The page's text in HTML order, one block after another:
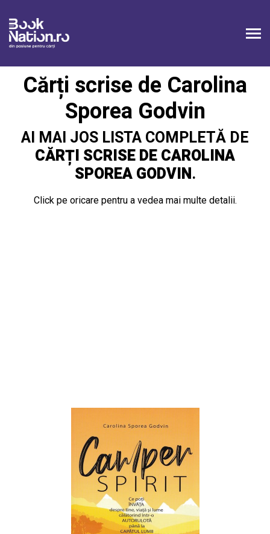
Cărți scrise de Carolina
Sporea Godvin
AI MAI JOS LISTA COMPLETĂ DE
CĂRȚI SCRISE DE CAROLINA
SPOREA GODVIN.
Click pe oricare pentru a vedea mai multe detalii.